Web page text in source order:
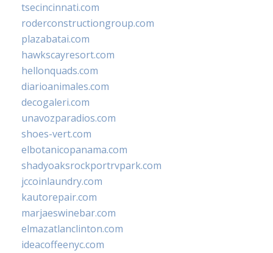
tsecincinnati.com
roderconstructiongroup.com
plazabatai.com
hawkscayresort.com
hellonquads.com
diarioanimales.com
decogaleri.com
unavozparadios.com
shoes-vert.com
elbotanicopanama.com
shadyoaksrockportrvpark.com
jccoinlaundry.com
kautorepair.com
marjaeswinebar.com
elmazatlanclinton.com
ideacoffeenyc.com